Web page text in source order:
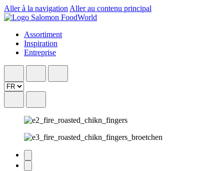
Aller à la navigation Aller au contenu principal
Assortiment
Inspiration
Entreprise